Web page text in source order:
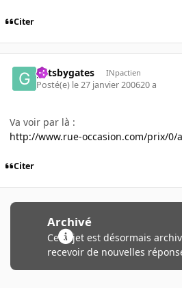
Citer
gatsbygates INpactien
Posté(e) le 27 janvier 200620 a
Va voir par là :
http://www.rue-occasion.com/prix/0/
Citer
Archivé
Ce sujet est désormais
recevoir de nouvelles